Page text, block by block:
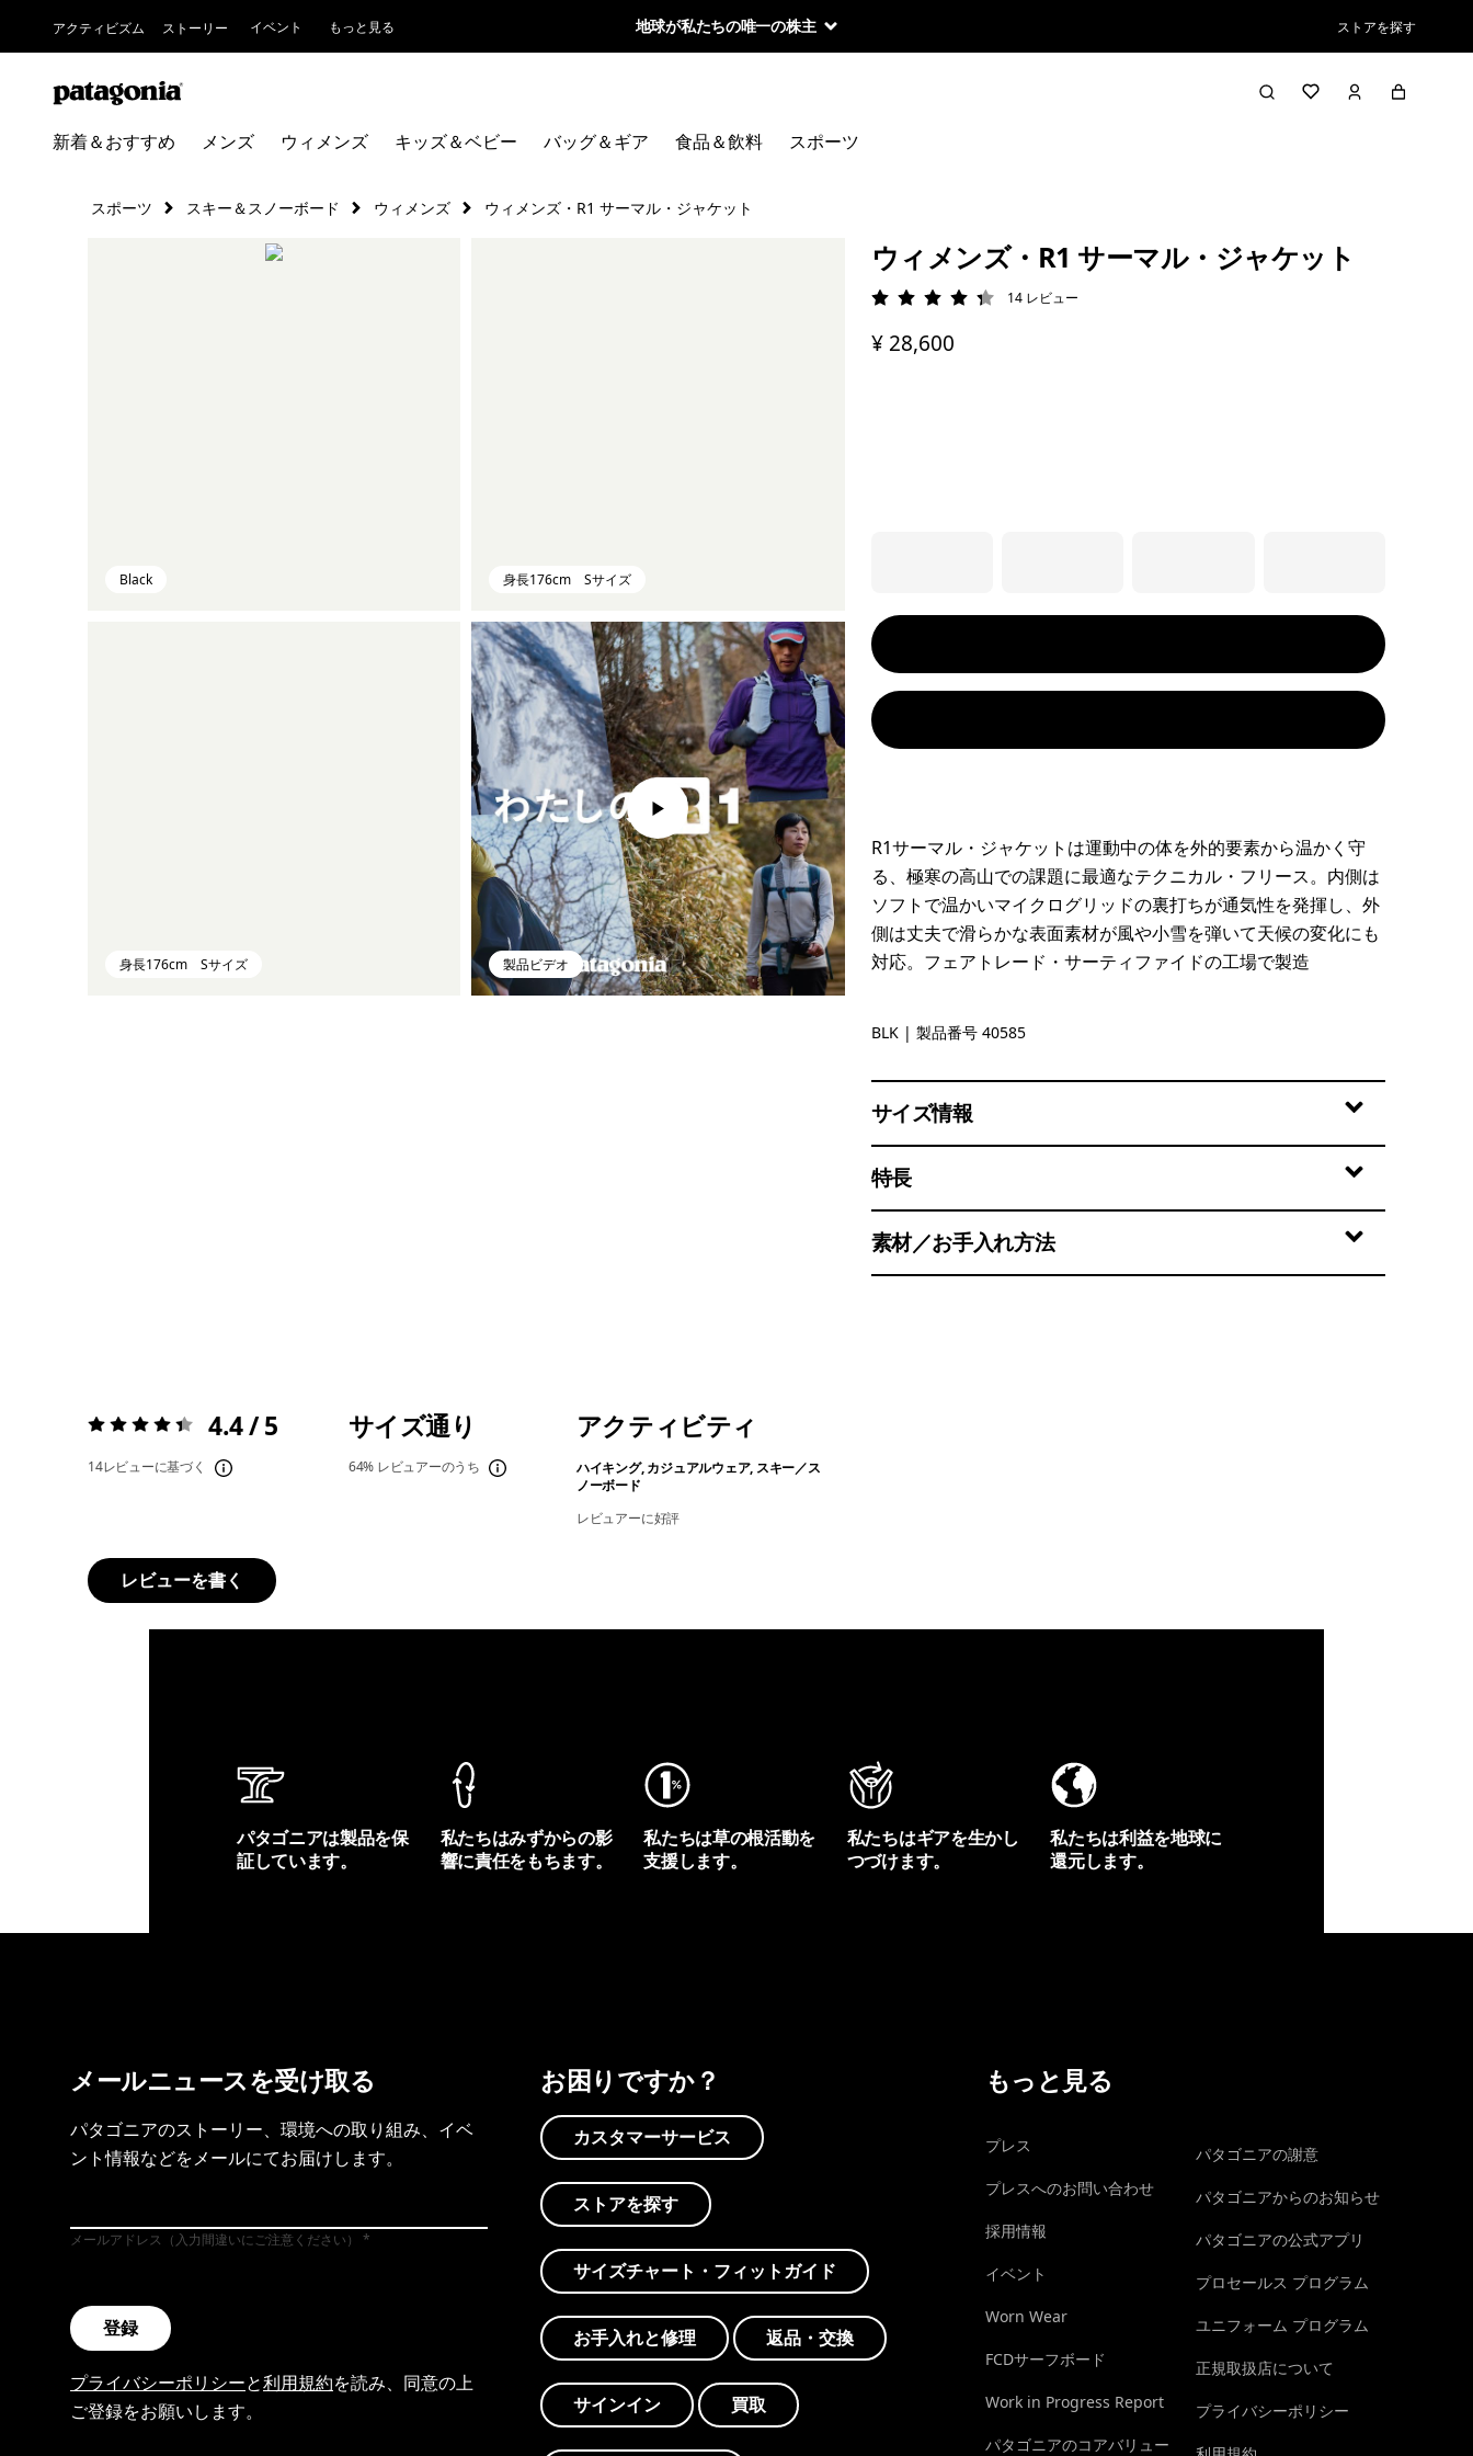
アクティビズム ストーリー イベント もっと見る 地球が私たちの唯一の株主 ストアを探す
新着＆おすすめ メンズ ウィメンズ キッズ＆ベビー バッグ＆ギア 食品＆飲料 スポーツ
スポーツ スキー＆スノーボード ウィメンズ ウィメンズ・R1 サーマル・ジャケット
Black 身長176cm Sサイズ
身長176cm Sサイズ 製品ビデオ
ウィメンズ・R1 サーマル・ジャケット
評価: 4.4 / 5
14 レビュー
¥ 28,600
R1サーマル・ジャケットは運動中の体を外的要素から温かく守
る、極寒の高山での課題に最適なテクニカル・フリース。内側は
ソフトで温かいマイクログリッドの裏打ちが通気性を発揮し、外
側は丈夫で滑らかな表面素材が風や小雪を弾いて天候の変化にも
対応。フェアトレード・サーティファイドの工場で製造
Black
BLK | 製品番号 40585
サイズ情報
特長
素材／お手入れ方法
評価:4.4 / 5 4.4 / 5
14レビューに基づく
サイズ通り
64% レビュアーのうち
アクティビティ
ハイキング, カジュアルウェア, スキー／ス
ノーボード
レビュアーに好評
レビューを書く
パタゴニアは製品を保
証しています。
私たちはみずからの影
響に責任をもちます。
私たちは草の根活動を
支援します。
私たちはギアを生かし
つづけます。
私たちは利益を地球に
還元します。
メールニュースを受け取る
パタゴニアのストーリー、環境への取り組み、イベ
ント情報などをメールにてお届けします。
メールアドレス（入力間違いにご注意ください）
登録
プライバシーポリシーと利用規約を読み、同意の上
ご登録をお願いします。
お困りですか？
カスタマーサービス
ストアを探す
サイズチャート・フィットガイド
お手入れと修理 返品・交換
サインイン 買取
もっと見る
プレス
プレスへのお問い合わせ
採用情報
イベント
Worn Wear
FCDサーフボード
Work in Progress Report
パタゴニアのコアバリュー
パタゴニアの謝意
パタゴニアからのお知らせ
パタゴニアの公式アプリ
プロセールス プログラム
ユニフォーム プログラム
正規取扱店について
プライバシーポリシー